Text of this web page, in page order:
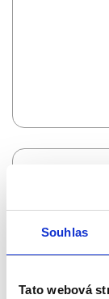
Souhlas
Tato webová